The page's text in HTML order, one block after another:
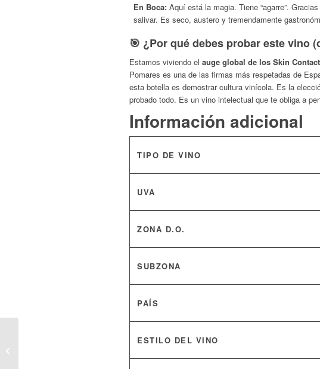
En Boca: Aquí está la magia. Tiene “agarre”.
salivar. Es seco, austero y tremendamente
🎯 ¿Por qué debes probar este vino
Estamos viviendo el auge global de los Skin
Pomares es una de las firmas más respetadas de
esta botella es demostrar cultura vinícola. Es la
probado todo. Es un vino intelectual que te obliga a
Información adicional
TIPO DE VINO
UVA
ZONA D.O.
SUBZONA
PAÍS
ESTILO DEL VINO